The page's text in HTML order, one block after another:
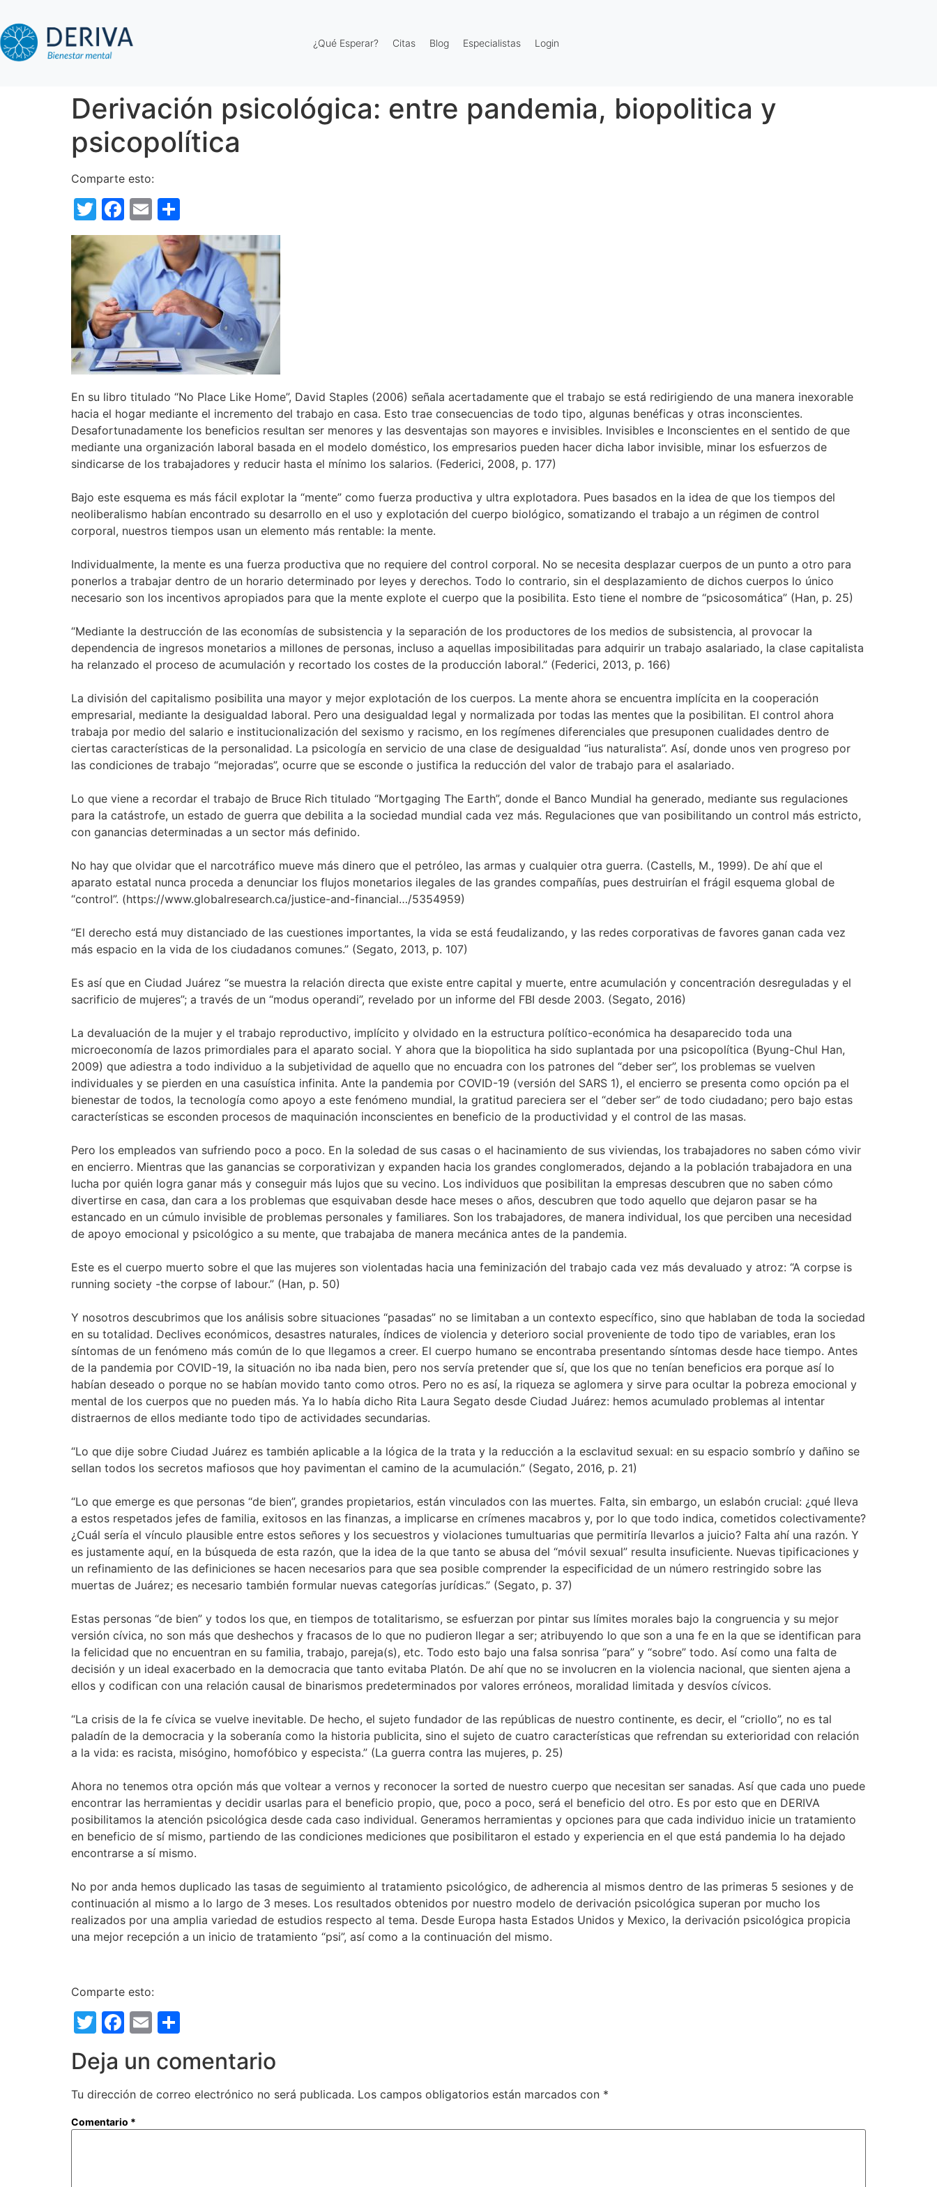
¿Qué Esperar? Citas Blog Especialistas Login
Derivación psicológica: entre pandemia, biopolitica y
psicopolítica
Comparte esto:
Twitter
Facebook
Email
En su libro titulado “No Place Like Home”, David Staples (2006) señala acertadamente que el trabajo se está redirigiendo de una manera inexorable
hacia el hogar mediante el incremento del trabajo en casa. Esto trae consecuencias de todo tipo, algunas benéficas y otras inconscientes.
Desafortunadamente los beneficios resultan ser menores y las desventajas son mayores e invisibles. Invisibles e Inconscientes en el sentido de que
mediante una organización laboral basada en el modelo doméstico, los empresarios pueden hacer dicha labor invisible, minar los esfuerzos de
sindicarse de los trabajadores y reducir hasta el mínimo los salarios. (Federici, 2008, p. 177)
Bajo este esquema es más fácil explotar la “mente” como fuerza productiva y ultra explotadora. Pues basados en la idea de que los tiempos del
neoliberalismo habían encontrado su desarrollo en el uso y explotación del cuerpo biológico, somatizando el trabajo a un régimen de control
corporal, nuestros tiempos usan un elemento más rentable: la mente.
Individualmente, la mente es una fuerza productiva que no requiere del control corporal. No se necesita desplazar cuerpos de un punto a otro para
ponerlos a trabajar dentro de un horario determinado por leyes y derechos. Todo lo contrario, sin el desplazamiento de dichos cuerpos lo único
necesario son los incentivos apropiados para que la mente explote el cuerpo que la posibilita. Esto tiene el nombre de “psicosomática” (Han, p. 25)
“Mediante la destrucción de las economías de subsistencia y la separación de los productores de los medios de subsistencia, al provocar la
dependencia de ingresos monetarios a millones de personas, incluso a aquellas imposibilitadas para adquirir un trabajo asalariado, la clase capitalista
ha relanzado el proceso de acumulación y recortado los costes de la producción laboral.” (Federici, 2013, p. 166)
La división del capitalismo posibilita una mayor y mejor explotación de los cuerpos. La mente ahora se encuentra implícita en la cooperación
empresarial, mediante la desigualdad laboral. Pero una desigualdad legal y normalizada por todas las mentes que la posibilitan. El control ahora
trabaja por medio del salario e institucionalización del sexismo y racismo, en los regímenes diferenciales que presuponen cualidades dentro de
ciertas características de la personalidad. La psicología en servicio de una clase de desigualdad “ius naturalista”. Así, donde unos ven progreso por
las condiciones de trabajo “mejoradas”, ocurre que se esconde o justifica la reducción del valor de trabajo para el asalariado.
Lo que viene a recordar el trabajo de Bruce Rich titulado “Mortgaging The Earth”, donde el Banco Mundial ha generado, mediante sus regulaciones
para la catástrofe, un estado de guerra que debilita a la sociedad mundial cada vez más. Regulaciones que van posibilitando un control más estricto,
con ganancias determinadas a un sector más definido.
No hay que olvidar que el narcotráfico mueve más dinero que el petróleo, las armas y cualquier otra guerra. (Castells, M., 1999). De ahí que el
aparato estatal nunca proceda a denunciar los flujos monetarios ilegales de las grandes compañías, pues destruirían el frágil esquema global de
“control”. (https://www.globalresearch.ca/justice-and-financial…/5354959)
“El derecho está muy distanciado de las cuestiones importantes, la vida se está feudalizando, y las redes corporativas de favores ganan cada vez
más espacio en la vida de los ciudadanos comunes.” (Segato, 2013, p. 107)
Es así que en Ciudad Juárez “se muestra la relación directa que existe entre capital y muerte, entre acumulación y concentración desreguladas y el
sacrificio de mujeres”; a través de un “modus operandi”, revelado por un informe del FBI desde 2003. (Segato, 2016)
La devaluación de la mujer y el trabajo reproductivo, implícito y olvidado en la estructura político-económica ha desaparecido toda una
microeconomía de lazos primordiales para el aparato social. Y ahora que la biopolitica ha sido suplantada por una psicopolítica (Byung-Chul Han,
2009) que adiestra a todo individuo a la subjetividad de aquello que no encuadra con los patrones del “deber ser”, los problemas se vuelven
individuales y se pierden en una casuística infinita. Ante la pandemia por COVID-19 (versión del SARS 1), el encierro se presenta como opción pa el
bienestar de todos, la tecnología como apoyo a este fenómeno mundial, la gratitud pareciera ser el “deber ser” de todo ciudadano; pero bajo estas
características se esconden procesos de maquinación inconscientes en beneficio de la productividad y el control de las masas.
Pero los empleados van sufriendo poco a poco. En la soledad de sus casas o el hacinamiento de sus viviendas, los trabajadores no saben cómo vivir
en encierro. Mientras que las ganancias se corporativizan y expanden hacia los grandes conglomerados, dejando a la población trabajadora en una
lucha por quién logra ganar más y conseguir más lujos que su vecino. Los individuos que posibilitan la empresas descubren que no saben cómo
divertirse en casa, dan cara a los problemas que esquivaban desde hace meses o años, descubren que todo aquello que dejaron pasar se ha
estancado en un cúmulo invisible de problemas personales y familiares. Son los trabajadores, de manera individual, los que perciben una necesidad
de apoyo emocional y psicológico a su mente, que trabajaba de manera mecánica antes de la pandemia.
Este es el cuerpo muerto sobre el que las mujeres son violentadas hacia una feminización del trabajo cada vez más devaluado y atroz: “A corpse is
running society -the corpse of labour.” (Han, p. 50)
Y nosotros descubrimos que los análisis sobre situaciones “pasadas” no se limitaban a un contexto específico, sino que hablaban de toda la sociedad
en su totalidad. Declives económicos, desastres naturales, índices de violencia y deterioro social proveniente de todo tipo de variables, eran los
síntomas de un fenómeno más común de lo que llegamos a creer. El cuerpo humano se encontraba presentando síntomas desde hace tiempo. Antes
de la pandemia por COVID-19, la situación no iba nada bien, pero nos servía pretender que sí, que los que no tenían beneficios era porque así lo
habían deseado o porque no se habían movido tanto como otros. Pero no es así, la riqueza se aglomera y sirve para ocultar la pobreza emocional y
mental de los cuerpos que no pueden más. Ya lo había dicho Rita Laura Segato desde Ciudad Juárez: hemos acumulado problemas al intentar
distraernos de ellos mediante todo tipo de actividades secundarias.
“Lo que dije sobre Ciudad Juárez es también aplicable a la lógica de la trata y la reducción a la esclavitud sexual: en su espacio sombrío y dañino se
sellan todos los secretos mafiosos que hoy pavimentan el camino de la acumulación.” (Segato, 2016, p. 21)
“Lo que emerge es que personas “de bien”, grandes propietarios, están vinculados con las muertes. Falta, sin embargo, un eslabón crucial: ¿qué lleva
a estos respetados jefes de familia, exitosos en las finanzas, a implicarse en crímenes macabros y, por lo que todo indica, cometidos colectivamente?
¿Cuál sería el vínculo plausible entre estos señores y los secuestros y violaciones tumultuarias que permitiría llevarlos a juicio? Falta ahí una razón. Y
es justamente aquí, en la búsqueda de esta razón, que la idea de la que tanto se abusa del “móvil sexual” resulta insuficiente. Nuevas tipificaciones y
un refinamiento de las definiciones se hacen necesarios para que sea posible comprender la especificidad de un número restringido sobre las
muertas de Juárez; es necesario también formular nuevas categorías jurídicas.” (Segato, p. 37)
Estas personas “de bien” y todos los que, en tiempos de totalitarismo, se esfuerzan por pintar sus límites morales bajo la congruencia y su mejor
versión cívica, no son más que deshechos y fracasos de lo que no pudieron llegar a ser; atribuyendo lo que son a una fe en la que se identifican para
la felicidad que no encuentran en su familia, trabajo, pareja(s), etc. Todo esto bajo una falsa sonrisa “para” y “sobre” todo. Así como una falta de
decisión y un ideal exacerbado en la democracia que tanto evitaba Platón. De ahí que no se involucren en la violencia nacional, que sienten ajena a
ellos y codifican con una relación causal de binarismos predeterminados por valores erróneos, moralidad limitada y desvíos cívicos.
“La crisis de la fe cívica se vuelve inevitable. De hecho, el sujeto fundador de las repúblicas de nuestro continente, es decir, el “criollo”, no es tal
paladín de la democracia y la soberanía como la historia publicita, sino el sujeto de cuatro características que refrendan su exterioridad con relación
a la vida: es racista, misógino, homofóbico y especista.” (La guerra contra las mujeres, p. 25)
Ahora no tenemos otra opción más que voltear a vernos y reconocer la sorted de nuestro cuerpo que necesitan ser sanadas. Así que cada uno puede
encontrar las herramientas y decidir usarlas para el beneficio propio, que, poco a poco, será el beneficio del otro. Es por esto que en DERIVA
posibilitamos la atención psicológica desde cada caso individual. Generamos herramientas y opciones para que cada individuo inicie un tratamiento
en beneficio de sí mismo, partiendo de las condiciones mediciones que posibilitaron el estado y experiencia en el que está pandemia lo ha dejado
encontrarse a sí mismo.
No por anda hemos duplicado las tasas de seguimiento al tratamiento psicológico, de adherencia al mismos dentro de las primeras 5 sesiones y de
continuación al mismo a lo largo de 3 meses. Los resultados obtenidos por nuestro modelo de derivación psicológica superan por mucho los
realizados por una amplia variedad de estudios respecto al tema. Desde Europa hasta Estados Unidos y Mexico, la derivación psicológica propicia
una mejor recepción a un inicio de tratamiento “psi”, así como a la continuación del mismo.
Comparte esto:
Twitter
Facebook
Email
Deja un comentario
Tu dirección de correo electrónico no será publicada. Los campos obligatorios están marcados con *
Comentario *